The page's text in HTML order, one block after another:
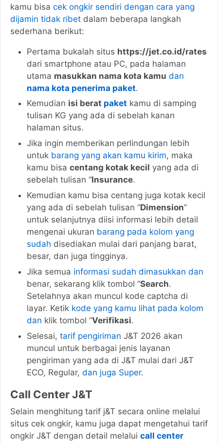
kamu bisa cek ongkir sendiri dengan cara yang
dijamin tidak ribet dalam beberapa langkah
sederhana berikut:
Pertama bukalah situs https://jet.co.id/rates
dari smartphone atau PC, pada halaman
utama masukkan nama kota kamu dan
nama kota penerima paket.
Kemudian isi berat paket kamu di samping
tulisan KG yang ada di sebelah kanan
halaman situs.
Jika ingin memberikan perlindungan lebih
untuk barang yang akan kamu kirim, maka
kamu bisa centang kotak kecil yang ada di
sebelah tulisan “Insurance.
Kemudian kamu bisa centang juga kotak kecil
yang ada di sebelah tulisan “Dimension”
untuk selanjutnya diisi informasi lebih detail
mengenai ukuran barang pada kolom yang
sudah disediakan mulai dari panjang barat,
besar, dan juga tingginya.
Jika semua informasi sudah dimasukkan dan
benar, sekarang klik tombol “Search.
Setelahnya akan muncul kode captcha di
layar. Ketik kode yang kamu lihat pada kolom
dan klik tombol “Verifikasi.
Selesai, tarif pengiriman J&T 2026 akan
muncul untuk berbagai jenis layanan
pengiriman yang ada di J&T mulai dari J&T
ECO, Regular, dan juga Super.
Call Center J&T
Selain menghitung tarif j&T secara online melalui
situs cek ongkir, kamu juga dapat mengetahui tarif
ongkir J&T dengan detail melalui call center